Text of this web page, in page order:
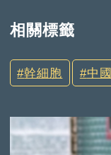
相關標籤
幹細胞 中